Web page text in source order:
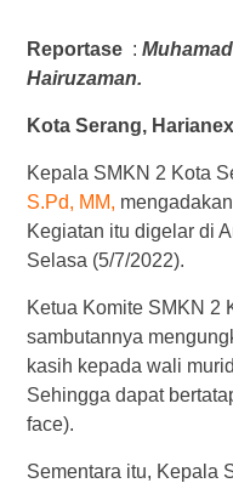
Reportase: Muhamad
Hairuzaman.
Kota Serang,
Kepala SMKN 2 Kota
S.Pd, MM,
Kegiatan itu digelar di
Selasa (5/7/2022).
Ketua Komite SMKN 2
sambutannya
kasih kepada wali
Sehingga dapat
face).
Sementara itu, Kepala